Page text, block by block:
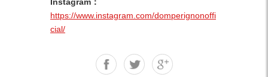
https://www.instagram.com/domperignonoffi
cial/